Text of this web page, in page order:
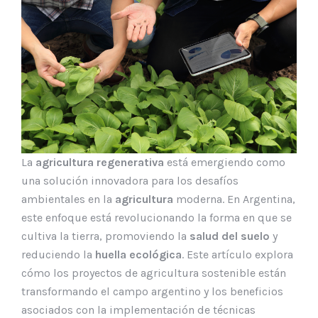
La agricultura regenerativa está emergiendo como
una solución innovadora para los desafíos
ambientales en la agricultura moderna. En Argentina,
este enfoque está revolucionando la forma en que se
cultiva la tierra, promoviendo la salud del suelo y
reduciendo la huella ecológica. Este artículo explora
cómo los proyectos de agricultura sostenible están
transformando el campo argentino y los beneficios
asociados con la implementación de técnicas